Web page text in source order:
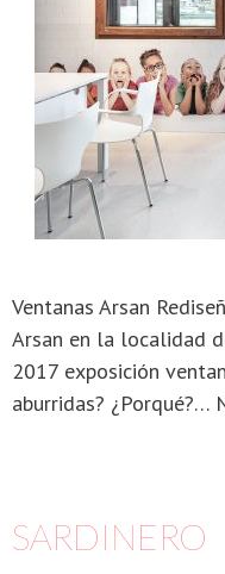
Ventanas Arsan
Arsan en la localidad
2017 exposición
aburridas? ¿Porqué?…
SARDINERO